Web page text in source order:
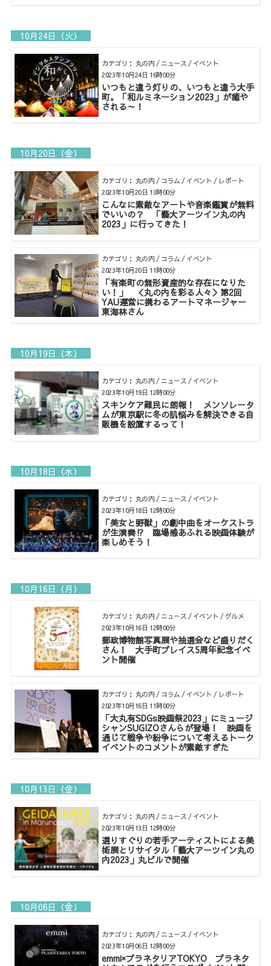
10月24日（火）
カテゴリ： 丸の内 / ニュース / イベント
いつもと違う灯りの、いつもと違う大手
町。「和ルミネーション2023」が癒や
される～！
2023年10月24日 16時00分
10月20日（金）
カテゴリ： 丸の内 / コラム / イベント / レポート
こんなに素敵なアートや音楽鑑賞が無料
でいいの？ 「藝大アーツイン丸の内
2023」に行ってきた！
2023年10月20日 13時00分
カテゴリ： 丸の内 / コラム / イベント
「有楽町の無形資産的な存在になりた
い！」 ＜丸の内を彩る人々＞第2回
YAU運営に携わるアートマネージャー
東海林さん
2023年10月20日 11時00分
10月19日（木）
カテゴリ： 丸の内 / ニュース / イベント
スキンケア難民に朗報！ メンソレータ
ムが東京駅に冬の肌悩みを解決できる自
販機を設置するって！
2023年10月19日 12時00分
10月18日（水）
カテゴリ： 丸の内 / ニュース / イベント
「美女と野獣」の劇中曲をオーケストラ
が生演奏⁉ 臨場感あふれる映画体験が
楽しめそう！
2023年10月18日 12時00分
10月16日（月）
カテゴリ： 丸の内 / ニュース / イベント / グルメ
郵政博物館写真展や抽選会など盛りだく
さん！ 大手町プレイス5周年記念イベ
ント開催
2023年10月16日 12時00分
カテゴリ： 丸の内 / コラム / イベント / レポート
「大丸有SDGs映画祭2023」にミュージ
シャンSUGIZOさんらが登場！ 映画を
通じて戦争や紛争について考えるトーク
イベントのコメントが素敵すぎた
2023年10月16日 11時00分
10月13日（金）
カテゴリ： 丸の内 / ニュース / イベント
選りすぐりの若手アーティストによる美
術展とリサイタル「藝大アーツイン丸の
内2023」丸ビルで開催
2023年10月13日 12時00分
10月06日（金）
カテゴリ： 丸の内 / ニュース / イベント
emmi×プラネタリアTOKYO プラネタ
2023年10月06日 12時00分